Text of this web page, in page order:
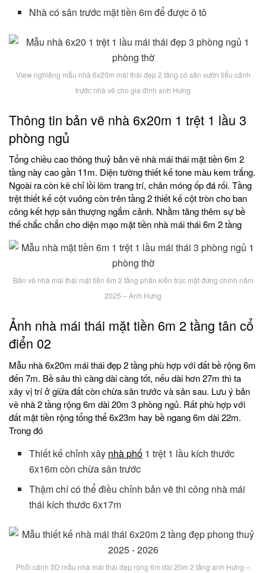
Nhà có sân trước mặt tiền 6m để được ô tô
View nghiêng mẫu nhà 6x20m mái thái đẹp 2 tầng có sân vườn tiểu cảnh
trước nhà vẽ cho gia đình anh Hưng
Thông tin bản vẽ nhà 6x20m 1 trệt 1 lầu 3
phòng ngủ
Tổng chiều cao thông thuỷ bản vẽ nhà mái thái mặt tiền 6m 2
tầng này cao gần 11m. Diện tường thiết kế tone màu kem trắng.
Ngoài ra còn kẽ chỉ lồi lõm trang trí, chân móng ốp đá rối. Tầng
trệt thiết kế cột vuông còn trên tầng 2 thiết kế cột tròn cho ban
công kết hợp sân thượng ngắm cảnh. Nhằm tăng thêm sự bề
thế chắc chắn cho diện mạo mặt tiền nhà mái thái 6m 2 tầng
Bản vẽ nhà mái thái mặt tiền 6m 2 tầng phần kiến trúc mặt đứng chính năm
2025 – Anh Hưng
Ảnh nhà mái thái mặt tiền 6m 2 tầng tân cổ
điển 02
Mẫu nhà 6x20m mái thái đẹp 2 tầng phù hợp với đất bề rộng 6m
đến 7m. Bề sâu thì càng dài càng tốt, nếu dài hơn 27m thì ta
xây vị trí ở giữa đất còn chừa sân trước và sân sau. Lưu ý bản
vẽ nhà 2 tầng rộng 6m dài 20m 3 phòng ngủ. Rất phù hợp với
đất mặt tiền rộng tổng thể 6x23m hay bề ngang 6m dài 22m.
Trong đó
Thiết kế chỉnh xây nhà phố 1 trệt 1 lầu kích thước
6x16m còn chừa sân trước
Thậm chí có thể điều chỉnh bản vẽ thi công nhà mái
thái kích thước 6x17m
Phối cảnh 3D mẫu nhà mái thái đẹp rộng 6m dài 20m 2 tầng anh Hưng –